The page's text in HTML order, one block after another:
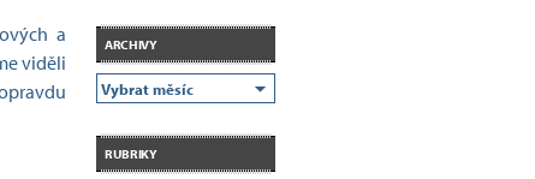
a
viděli
ARCHIVY
RUBRIKY